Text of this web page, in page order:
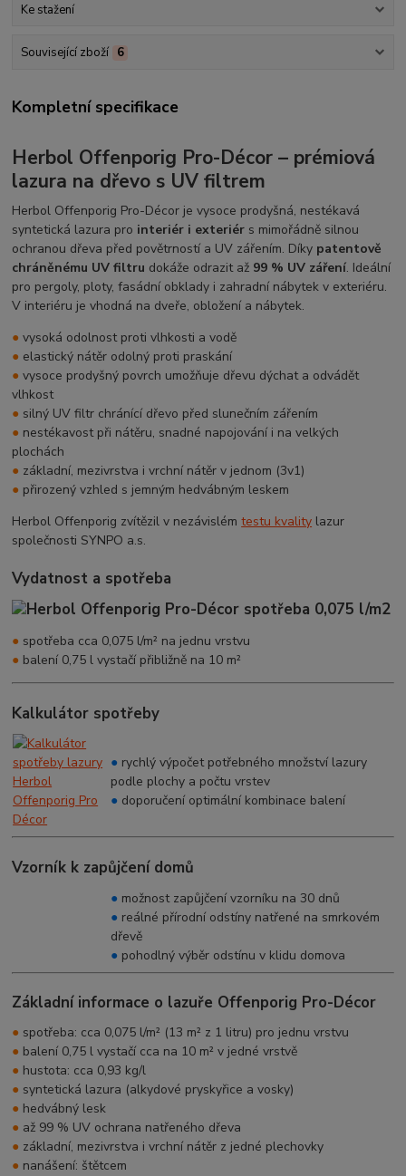
Ke stažení
Související zboží 6
Kompletní specifikace
Herbol Offenporig Pro-Décor – prémiová
lazura na dřevo s UV filtrem
Herbol Offenporig Pro-Décor je vysoce prodyšná, nestékavá
syntetická lazura pro interiér i exteriér s mimořádně silnou
ochranou dřeva před povětrností a UV zářením. Díky patentově
chráněnému UV filtru dokáže odrazit až 99 % UV záření. Ideální
pro pergoly, ploty, fasádní obklady i zahradní nábytek v exteriéru.
V interiéru je vhodná na dveře, obložení a nábytek.
● vysoká odolnost proti vlhkosti a vodě
● elastický nátěr odolný proti praskání
● vysoce prodyšný povrch umožňuje dřevu dýchat a odvádět
vlhkost
● silný UV filtr chránící dřevo před slunečním zářením
● nestékavost při nátěru, snadné napojování i na velkých
plochách
● základní, mezivrstva i vrchní nátěr v jednom (3v1)
● přirozený vzhled s jemným hedvábným leskem
Herbol Offenporig zvítězil v nezávislémtestu kvality lazur
společnosti SYNPO a.s.
Vydatnost a spotřeba
● spotřeba cca 0,075 l/m² na jednu vrstvu
● balení 0,75 l vystačí přibližně na 10 m²
Kalkulátor spotřeby
● rychlý výpočet potřebného množství lazury
podle plochy a počtu vrstev
● doporučení optimální kombinace balení
Vzorník k zapůjčení domů
● možnost zapůjčení vzorníku na 30 dnů
● reálné přírodní odstíny natřené na smrkovém
dřevě
● pohodlný výběr odstínu v klidu domova
Základní informace o lazuře Offenporig Pro-Décor
● spotřeba: cca 0,075 l/m² (13 m² z 1 litru) pro jednu vrstvu
● balení 0,75 l vystačí cca na 10 m² v jedné vrstvě
● hustota: cca 0,93 kg/l
● syntetická lazura (alkydové pryskyřice a vosky)
● hedvábný lesk
● až 99 % UV ochrana natřeného dřeva
● základní, mezivrstva i vrchní nátěr z jedné plechovky
● nanášení: štětcem